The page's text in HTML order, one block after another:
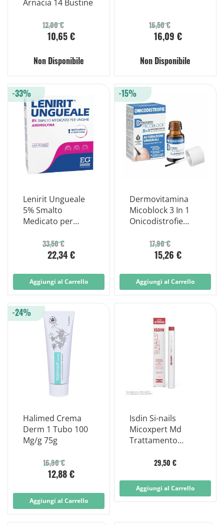
Arnacia 14 Bustine
12,00 €
10,65 €
Non Disponibile
16,50 €
16,09 €
Non Disponibile
Lenirit Ungueale
5% Smalto
Medicato per
33,50 €
22,34 €
-33%
Aggiungi al Carrello
Dermovitamina
Micoblock 3 In 1
Onicodistrofie
Ungueali 7ml
17,90 €
15,26 €
-15%
Aggiungi al Carrello
Halimed Crema
Derm 1 Tubo 100
Mg/g 75g
16,90 €
12,88 €
-24%
Aggiungi al Carrello
Isdin Si-nails
Micoxpert Md
Trattamento
Fungine 4,5ml
29,50 €
Aggiungi al Carrello